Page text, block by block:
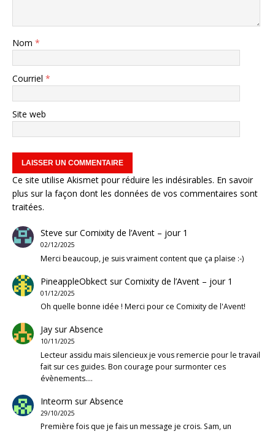
Nom *
Courriel *
Site web
Ce site utilise Akismet pour réduire les indésirables. En savoir
plus sur la façon dont les données de vos commentaires sont
traitées.
Steve surComixity de l’Avent – jour 1
02/12/2025
Merci beaucoup, je suis vraiment content que ça plaise :-)
PineappleObkectsurComixity de l’Avent – jour 1
01/12/2025
Oh quelle bonne idée ! Merci pour ce Comixity de l'Avent!
JaysurAbsence
10/11/2025
Lecteur assidu mais silencieux je vous remercie pour le travail
fait sur ces guides. Bon courage pour surmonter ces
évènements.…
Inteorm surAbsence
29/10/2025
Première fois que je fais un message je crois. Sam, un